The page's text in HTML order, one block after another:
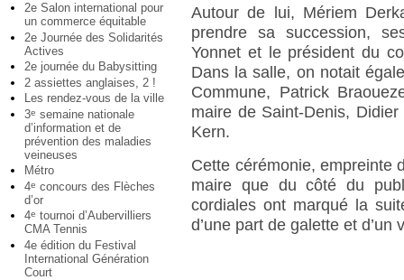
2e Salon international pour
un commerce équitable
2e Journée des Solidarités
Actives
2e journée du Babysitting
2 assiettes anglaises, 2 !
Les rendez-vous de la ville
3e semaine nationale
d’information et de
prévention des maladies
veineuses
Métro
4e concours des Flèches
d’or
4e tournoi d’Aubervilliers
CMA Tennis
4e édition du Festival
International Génération
Court
Autour de lui, Mériem
prendre sa succession,
Yonnet et le président du
Dans la salle, on notait
Commune, Patrick
maire de Saint-Denis,
Kern.
Cette cérémonie, empreinte
maire que du côté du
cordiales ont marqué la
d’une part de galette et d’un